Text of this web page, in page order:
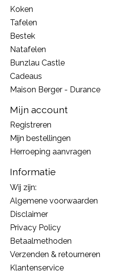
Koken
Tafelen
Bestek
Natafelen
Bunzlau Castle
Cadeaus
Maison Berger - Durance
Mijn account
Registreren
Mijn bestellingen
Herroeping aanvragen
Informatie
Wij zijn:
Algemene voorwaarden
Disclaimer
Privacy Policy
Betaalmethoden
Verzenden & retourneren
Klantenservice